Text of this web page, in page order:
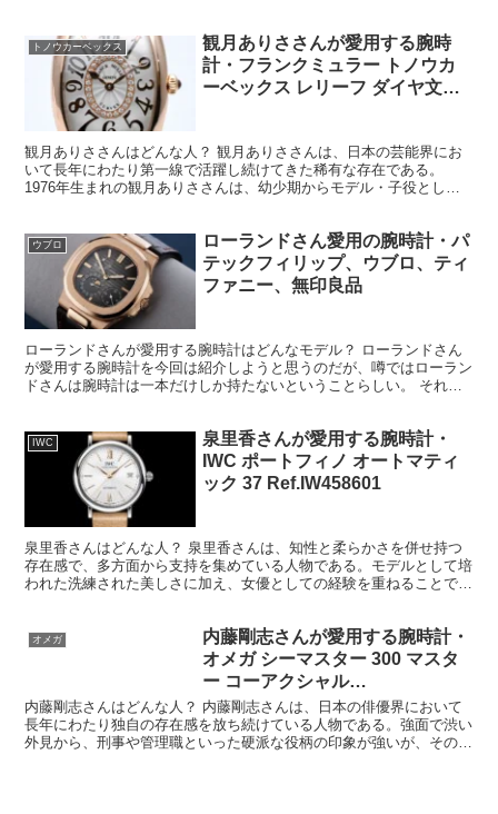
トノウカーベックス
観月ありささんが愛用する腕時
計・フランクミュラー トノウカ
ーベックス レリーフ ダイヤ文字
観月ありささんはどんな人？ 観月ありささんは、日本の芸能界にお
いて長年にわたり第一線で活躍し続けてきた稀有な存在である。
1976年生まれの観月ありささんは、幼少期からモデル・子役として
ウブロ
ローランドさん愛用の腕時計・パ
テックフィリップ、ウブロ、ティ
ファニー、無印良品
ローランドさんが愛用する腕時計はどんなモデル？ ローランドさん
が愛用する腕時計を今回は紹介しようと思うのだが、噂ではローラン
ドさんは腕時計は一本だけしか持たないということらしい。 それが
IWC
泉里香さんが愛用する腕時計・
IWC ポートフィノ オートマティ
ック 37 Ref.IW458601
泉里香さんはどんな人？ 泉里香さんは、知性と柔らかさを併せ持つ
存在感で、多方面から支持を集めている人物である。モデルとして培
われた洗練された美しさに加え、女優としての経験を重ねることで、
オメガ
内藤剛志さんが愛用する腕時計・
オメガ シーマスター 300 マスタ
ー コーアクシャル
Ref.233.30.41.21.01.001
内藤剛志さんはどんな人？ 内藤剛志さんは、日本の俳優界において
長年にわたり独自の存在感を放ち続けている人物である。強面で渋い
外見から、刑事や管理職といった硬派な役柄の印象が強いが、その内